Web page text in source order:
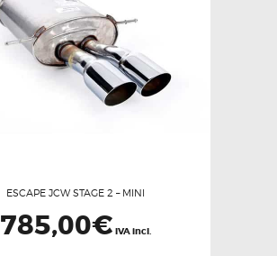
ESCAPE JCW STAGE 2 – MINI
785,00€ IVA incl.